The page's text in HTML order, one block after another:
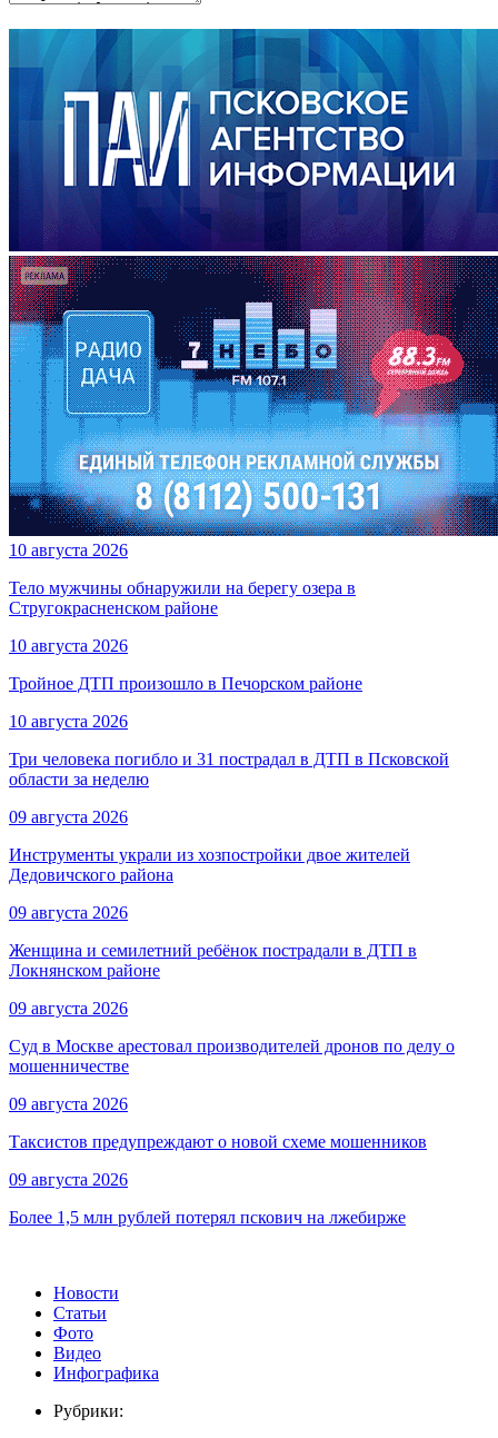
10 августа 2026
Тело мужчины обнаружили на берегу озера в
Стругокрасненском районе
10 августа 2026
Тройное ДТП произошло в Печорском районе
10 августа 2026
Три человека погибло и 31 пострадал в ДТП в Псковской
области за неделю
09 августа 2026
Инструменты украли из хозпостройки двое жителей
Дедовичского района
09 августа 2026
Женщина и семилетний ребёнок пострадали в ДТП в
Локнянском районе
09 августа 2026
Суд в Москве арестовал производителей дронов по делу о
мошенничестве
09 августа 2026
Таксистов предупреждают о новой схеме мошенников
09 августа 2026
Более 1,5 млн рублей потерял пскович на лжебирже
Новости
Статьи
Фото
Видео
Инфографика
Рубрики: